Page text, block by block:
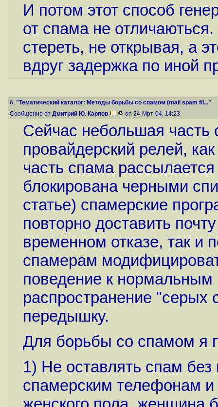
И потом этот способ
от спама не
стереть, не открывая, а
вдруг задержка по иной
6. "Тематический каталог: Методы борьбы со спамом (mail spam fil..."
Сообщение от Дмитрий Ю. Карпов on 24-Мрт-04, 14:23
Сейчас небольшая часть
провайдерский релей,
часть спама
блокирована черными
статье) спамерские
повторно доставить
временном отказе, так и
спамерам
поведение к нормальным
распространение
передышку.
Для борьбы со спамом я
1) Не оставлять спам без
спамерским телефонам и